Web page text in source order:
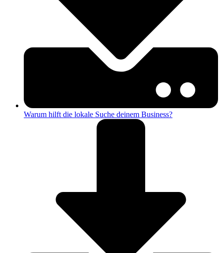
Warum hilft die lokale Suche deinem Business?